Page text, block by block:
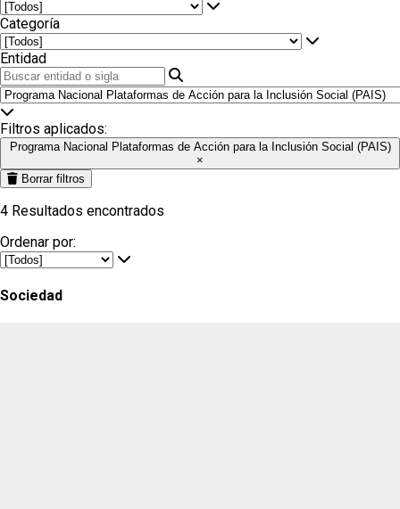
Categoría
Entidad
Filtros aplicados:
Programa Nacional Plataformas de Acción para la Inclusión Social (PAIS)
×
Borrar filtros
4 Resultados encontrados
Ordenar por:
Sociedad